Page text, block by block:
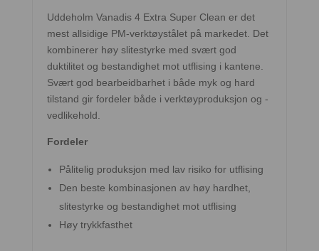
Uddeholm Vanadis 4 Extra Super Clean er det
mest allsidige PM-verktøystålet på markedet. Det
kombinerer høy slitestyrke med svært god
duktilitet og bestandighet mot utflising i kantene.
Svært god bearbeidbarhet i både myk og hard
tilstand gir fordeler både i verktøyproduksjon og -
vedlikehold.
Fordeler
Pålitelig produksjon med lav risiko for utflising
Den beste kombinasjonen av høy hardhet,
slitestyrke og bestandighet mot utflising
Høy trykkfasthet